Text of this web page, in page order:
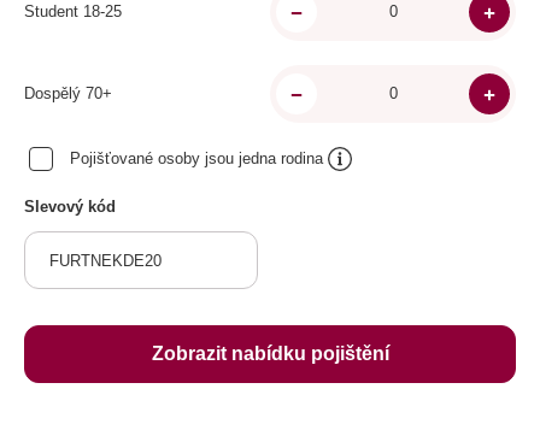
Student 18-25
Dospělý 70+
Pojišťované osoby jsou jedna rodina
Slevový kód
Zobrazit nabídku pojištění